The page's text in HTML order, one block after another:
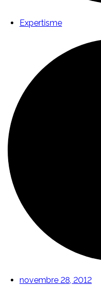
Expertisme
novembre 28, 2012